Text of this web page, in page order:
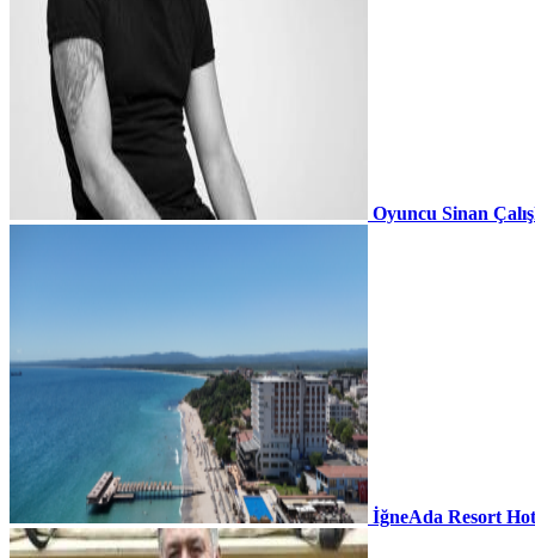
Oyuncu Sinan
İğneAda Resort